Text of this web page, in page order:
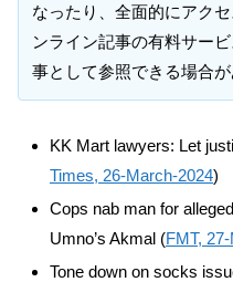
なったり、全面的にアク
ンライン記事の有料サー
事として参照できる場合が
KK Mart lawyers: Let
Times, 26-March-2024)
Cops nab man for
Umno’s Akmal (FMT,
Tone down on socks